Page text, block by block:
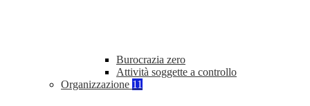
Burocrazia zero
Attività soggette a controllo
Organizzazione 11